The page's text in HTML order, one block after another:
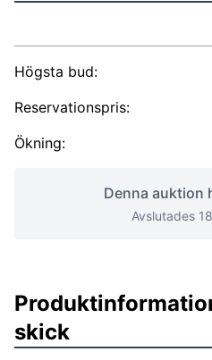
Högsta bud:
Reservationspris:
Ökning:
Denna auktion
Avslutades
skick